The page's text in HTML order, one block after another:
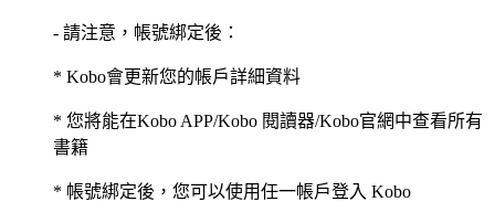
- 請注意，帳號綁定後：
* Kobo會更新您的帳戶詳細資料
* 您將能在Kobo APP/Kobo 閱讀器/Kobo官網中查看所有
書籍
* 帳號綁定後，您可以使用任一帳戶登入 Kobo